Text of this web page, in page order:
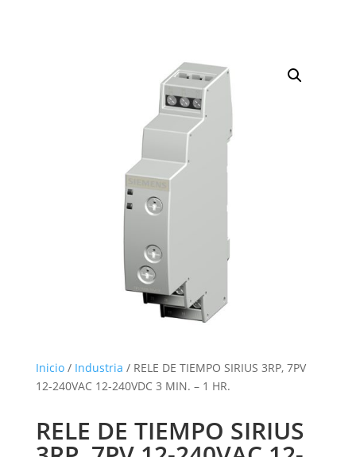
Inicio/ Industria / RELE DE TIEMPO SIRIUS 3RP, 7PV
12-240VAC 12-240VDC 3 MIN. – 1 HR.
RELE DE TIEMPO SIRIUS